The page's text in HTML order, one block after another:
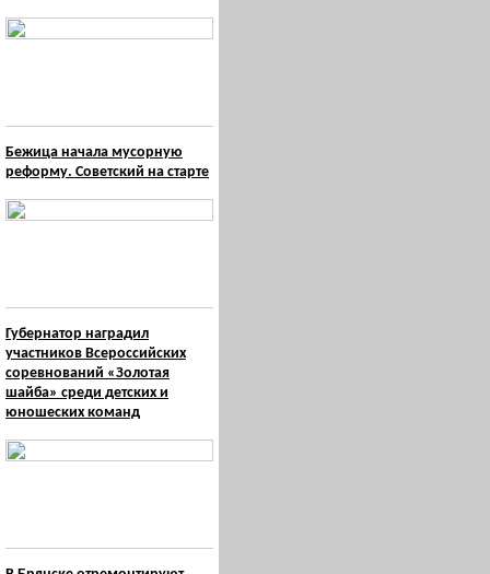
Бежица начала мусорную
реформу. Советский на старте
Губернатор наградил
участников Всероссийских
соревнований «Золотая
шайба» среди детских и
юношеских команд